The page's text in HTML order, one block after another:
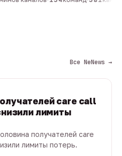
Все NeNews →
care call
лимиты
получателей care
лимиты потерь.